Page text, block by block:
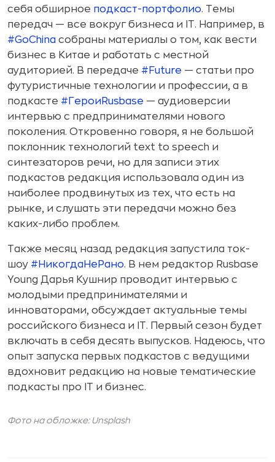
себя обширное подкаст-портфолио. Темы
передач — все вокруг бизнеса и IT. Например, в
#GoChina собраны материалы о том, как вести
бизнес в Китае и работать с местной
аудиторией. В передаче #Future — статьи про
футуристичные технологии и профессии, а в
подкасте #ГероиRusbase — аудиоверсии
интервью с предпринимателями нового
поколения. Откровенно говоря, я не большой
поклонник технологий text to speech и
синтезаторов речи, но для записи этих
подкастов редакция использовала один из
наиболее продвинутых из тех, что есть на
рынке, и слушать эти передачи можно без
каких-либо проблем.
Также месяц назад редакция запустила ток-
шоу #НикогдаНеРано. В нем редактор Rusbase
Young Дарья Кушнир проводит интервью с
молодыми предпринимателями и
инноваторами, обсуждает актуальные темы
российского бизнеса и IT. Первый сезон будет
включать в себя десять выпусков. Надеюсь, что
опыт запуска первых подкастов с ведущими
вдохновит редакцию на новые тематические
подкасты про IT и бизнес.
Фото на обложке: Unsplash